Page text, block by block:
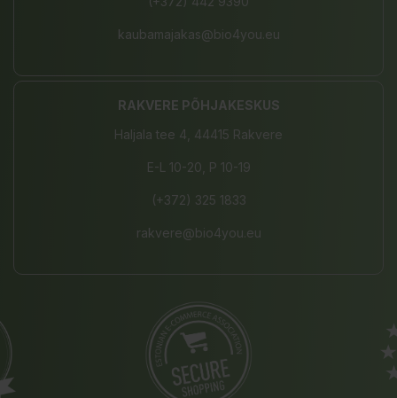
kaubamajakas@bio4you.eu
RAKVERE PÕHJAKESKUS
Haljala tee 4, 44415 Rakvere
E-L 10-20, P 10-19
(+372) 325 1833
rakvere@bio4you.eu